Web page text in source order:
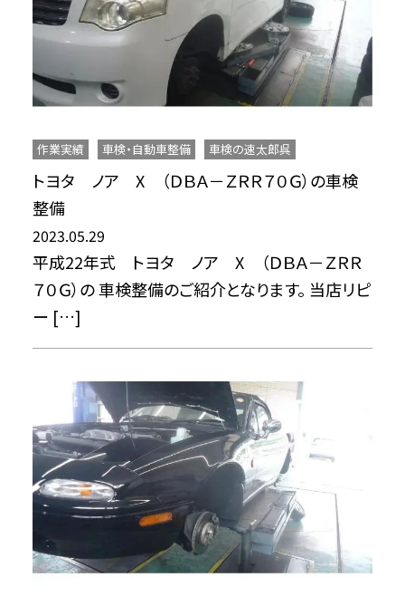
作業実績 車検・自動車整備 車検の速太郎呉
トヨタ ノア X （ＤＢＡ－ＺＲＲ７０Ｇ）の車検
整備
2023.05.29
平成22年式 トヨタ ノア X （ＤＢＡ－ＺＲＲ
７０Ｇ）の 車検整備のご紹介となります。 当店リピ
ー […]